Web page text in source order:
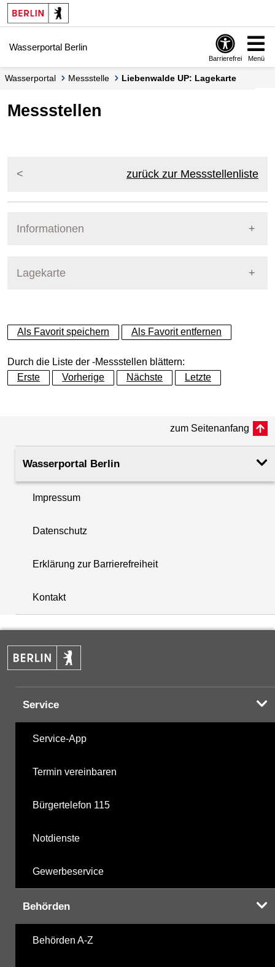
Springe zur Navigation
Springe zum Inhalt
Wasserportal Berlin
Barrierefrei Menü
Wasserportal Messstelle Liebenwalde UP: Lagekarte
Messstellen
zurück zur Messstellenliste
Informationen
Lagekarte
+
−
+
−
Als Favorit speichern Als Favorit entfernen
Durch die Liste der -Messstellen blättern:
Erste
Vorherige Nächste Letzte
zum Seitenanfang
Wasserportal Berlin
Impressum
Datenschutz
Erklärung zur Barrierefreiheit
Kontakt
Service
Service-App
Termin vereinbaren
Bürgertelefon 115
Notdienste
Gewerbeservice
Behörden
Behörden A-Z